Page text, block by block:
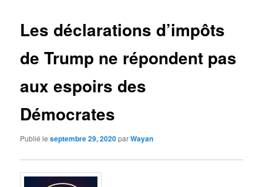
Les déclarations d’impôts
de Trump ne répondent pas
aux espoirs des
Démocrates
Publié leseptembre 29, 2020parWayan